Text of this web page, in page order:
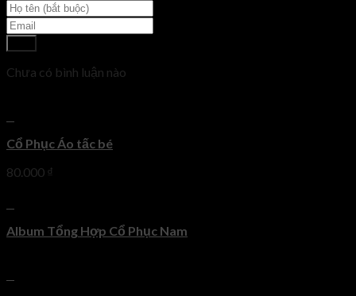
Chưa có bình luận nào
Cổ Phục Áo tấc bé
80.000 ₫
Album Tổng Hợp Cổ Phục Nam